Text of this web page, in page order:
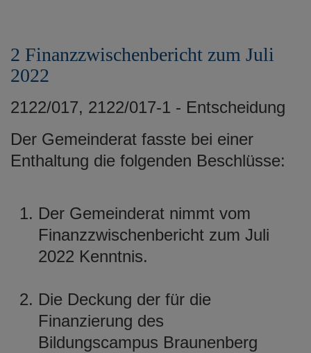
2 Finanzzwischenbericht zum Juli
2022
2122/017, 2122/017-1 - Entscheidung
Der Gemeinderat fasste bei einer
Enthaltung die folgenden Beschlüsse:
Der Gemeinderat nimmt vom
Finanzzwischenbericht zum Juli
2022 Kenntnis.
Die Deckung der für die
Finanzierung des
Bildungscampus Braunenberg